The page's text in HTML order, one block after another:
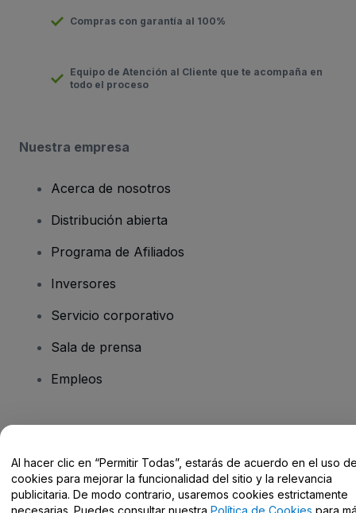
Compras con garantía al 100%
Equipo de Atención al Cliente que te acompaña en
todo el proceso
Nuestra empresa
Acerca de nosotros
Distribución abierta
Programa de Afiliados
Inversores
Servicio corporativo
Sala de prensa
Empleos
Centro de Ayuda / Contacto
Al hacer clic en “Permitir Todas”, estarás de acuerdo en el uso
cookies para mejorar la funcionalidad del sitio y la relevancia
publicitaria. De modo contrario, usaremos cookies estrictamente
necesarias. Puedes consultar nuestra Política de Cookies para